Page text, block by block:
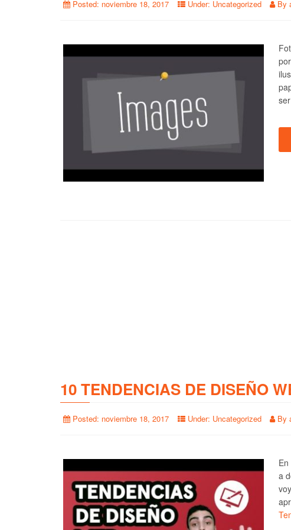
Posted: noviembre 18, 2017 Under: Uncategorized By
10 TENDENCIAS DE DISEÑO
Posted: noviembre 18, 2017 Under: Uncategorized By
a